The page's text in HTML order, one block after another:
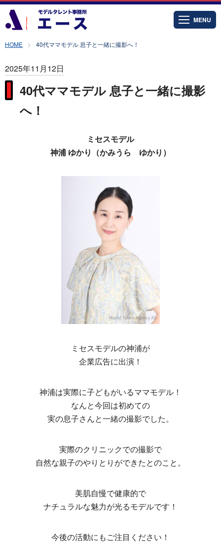
MENU
HOME 40代ママモデル 息子と一緒に撮影へ！
2025年11月12日
40代ママモデル 息子と一緒に撮影
へ！
ミセスモデル
神浦 ゆかり（かみうら ゆかり）
ミセスモデルの神浦が
企業広告に出演！
神浦は実際に子どもがいるママモデル！
なんと今回は初めての
実の息子さんと一緒の撮影でした。
実際のクリニックでの撮影で
自然な親子のやりとりができたとのこと。
美肌自慢で健康的で
ナチュラルな魅力が光るモデルです！
今後の活動にもご注目ください！